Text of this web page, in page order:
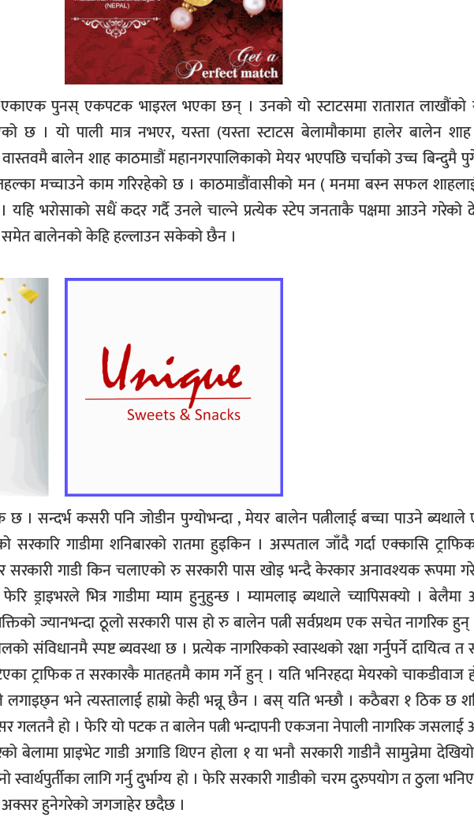
पुनस् एकपटक भाइरल भएका छन् । उनको यो स्टाटसमा रातारात लाखौंको
। यो पाली मात्र नभएर, यस्ता (यस्ता स्टाटस बेलामौकामा हालेर बालेन शाह
बालेन शाह काठमाडौं महानगरपालिकाको मेयर भएपछि चर्चाको उच्च बिन्दुमै
मच्चाउने काम गरिरहेको छ । काठमाडौंवासीको मन ( मनमा बस्न सफल
भरोसाको सधैं कदर गर्दै उनले चाल्ने प्रत्येक स्टेप जनताकै पक्षमा आउने गरेको
बालेनको केहि हल्लाउन सकेको छैन ।
। सन्दर्भ कसरी पनि जोडीन पुग्योभन्दा , मेयर बालेन पत्नीलाई बच्चा पाउने ब्यथाले
सरकारि गाडीमा शनिबारको रातमा हुइकिन । अस्पताल जाँदै गर्दा एक्कासि
सरकारी गाडी किन चलाएको रु सरकारी पास खोइ भन्दै केरकार अनावश्यक रूपमा
ड्राइभरले भित्र गाडीमा म्याम हुनुहुन्छ । म्यामलाइ ब्यथाले च्यापिसक्यो । बेलैमा
ज्यानभन्दा ठूलो सरकारी पास हो रु बालेन पत्नी सर्वप्रथम एक सचेत नागरिक हुन्
संविधानमै स्पष्ट ब्यवस्था छ । प्रत्येक नागरिकको स्वास्थको रक्षा गर्नुपर्ने दायित्व
ट्राफिक त सरकारकै मातहतमै काम गर्ने हुन् । यति भनिरहदा मेयरको चाकडीवाज
भने त्यस्तालाई हाम्रो केही भन्नू छैन । बस् यति भन्छौ । कठैबरा १ ठिक छ
गलतनै हो । फेरि यो पटक त बालेन पत्नी भन्दापनी एकजना नेपाली नागरिक जसलाई
बेलामा प्राइभेट गाडी अगाडि थिएन होला १ या भनौ सरकारी गाडीनै सामुन्नेमा
लागि गर्नु दुर्भाग्य हो । फेरि सरकारी गाडीको चरम दुरुपयोग त ठुला
हुनेगरेको जगजाहेर छदैछ ।